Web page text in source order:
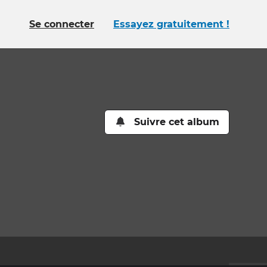
Se connecter Essayez gratuitement !
Suivre cet album